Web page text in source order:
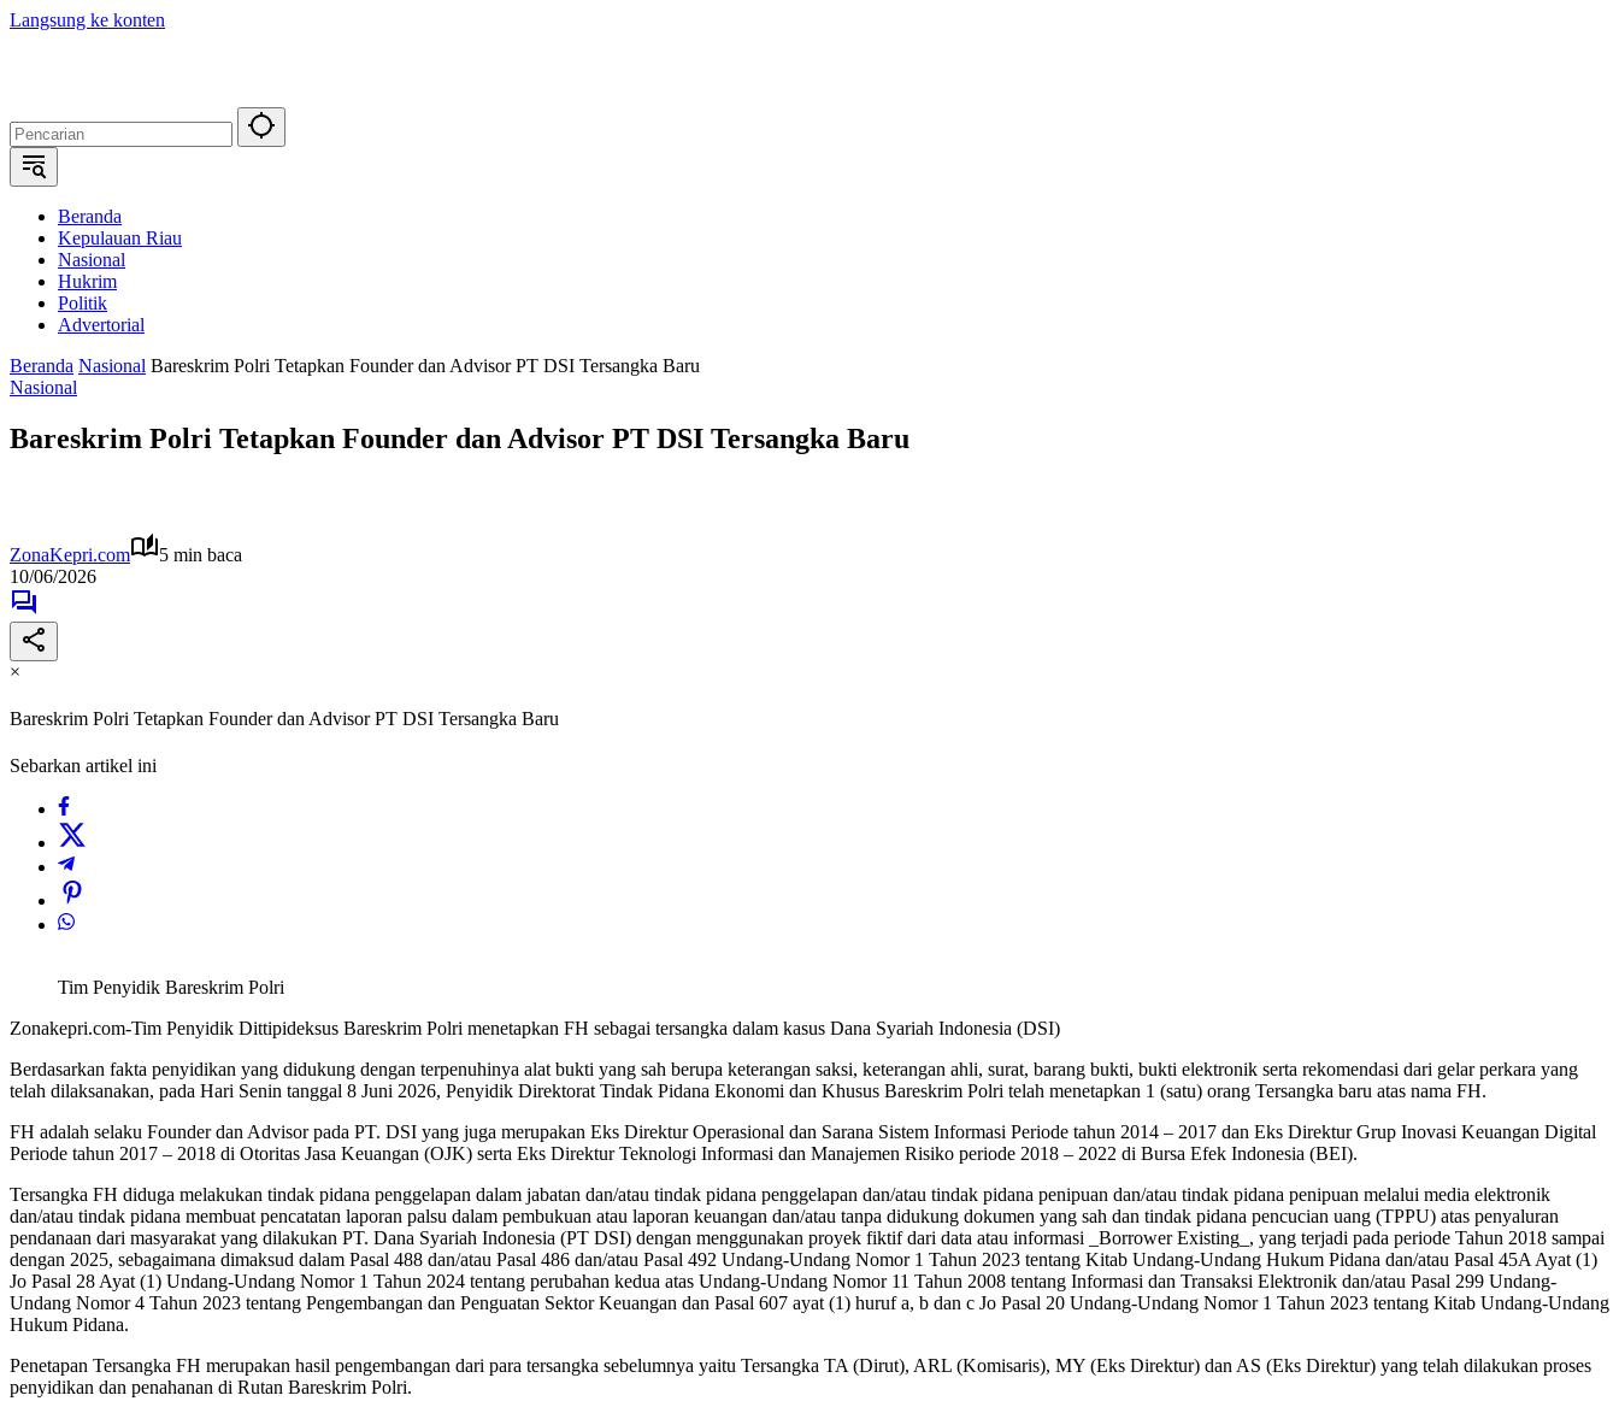
Langsung ke konten
Beranda
Kepulauan Riau
Nasional
Hukrim
Politik
Advertorial
Beranda Nasional Bareskrim Polri Tetapkan Founder dan Advisor PT DSI Tersangka Baru
Nasional
Bareskrim Polri Tetapkan Founder dan Advisor PT DSI Tersangka Baru
ZonaKepri.com
5 min baca
10/06/2026
×
Bareskrim Polri Tetapkan Founder dan Advisor PT DSI Tersangka Baru
Sebarkan artikel ini
Tim Penyidik Bareskrim Polri
Zonakepri.com-Tim Penyidik Dittipideksus Bareskrim Polri menetapkan FH sebagai tersangka dalam kasus Dana Syariah Indonesia (DSI)
Berdasarkan fakta penyidikan yang didukung dengan terpenuhinya alat bukti yang sah berupa keterangan saksi, keterangan ahli, surat, barang bukti, bukti elektronik serta rekomendasi dari gelar perkara yang
telah dilaksanakan, pada Hari Senin tanggal 8 Juni 2026, Penyidik Direktorat Tindak Pidana Ekonomi dan Khusus Bareskrim Polri telah menetapkan 1 (satu) orang Tersangka baru atas nama FH.
FH adalah selaku Founder dan Advisor pada PT. DSI yang juga merupakan Eks Direktur Operasional dan Sarana Sistem Informasi Periode tahun 2014 – 2017 dan Eks Direktur Grup Inovasi Keuangan Digital
Periode tahun 2017 – 2018 di Otoritas Jasa Keuangan (OJK) serta Eks Direktur Teknologi Informasi dan Manajemen Risiko periode 2018 – 2022 di Bursa Efek Indonesia (BEI).
Tersangka FH diduga melakukan tindak pidana penggelapan dalam jabatan dan/atau tindak pidana penggelapan dan/atau tindak pidana penipuan dan/atau tindak pidana penipuan melalui media elektronik
dan/atau tindak pidana membuat pencatatan laporan palsu dalam pembukuan atau laporan keuangan dan/atau tanpa didukung dokumen yang sah dan tindak pidana pencucian uang (TPPU) atas penyaluran
pendanaan dari masyarakat yang dilakukan PT. Dana Syariah Indonesia (PT DSI) dengan menggunakan proyek fiktif dari data atau informasi _Borrower Existing_, yang terjadi pada periode Tahun 2018 sampai
dengan 2025, sebagaimana dimaksud dalam Pasal 488 dan/atau Pasal 486 dan/atau Pasal 492 Undang-Undang Nomor 1 Tahun 2023 tentang Kitab Undang-Undang Hukum Pidana dan/atau Pasal 45A Ayat (1)
Jo Pasal 28 Ayat (1) Undang-Undang Nomor 1 Tahun 2024 tentang perubahan kedua atas Undang-Undang Nomor 11 Tahun 2008 tentang Informasi dan Transaksi Elektronik dan/atau Pasal 299 Undang-
Undang Nomor 4 Tahun 2023 tentang Pengembangan dan Penguatan Sektor Keuangan dan Pasal 607 ayat (1) huruf a, b dan c Jo Pasal 20 Undang-Undang Nomor 1 Tahun 2023 tentang Kitab Undang-Undang
Hukum Pidana.
Penetapan Tersangka FH merupakan hasil pengembangan dari para tersangka sebelumnya yaitu Tersangka TA (Dirut), ARL (Komisaris), MY (Eks Direktur) dan AS (Eks Direktur) yang telah dilakukan proses
penyidikan dan penahanan di Rutan Bareskrim Polri.